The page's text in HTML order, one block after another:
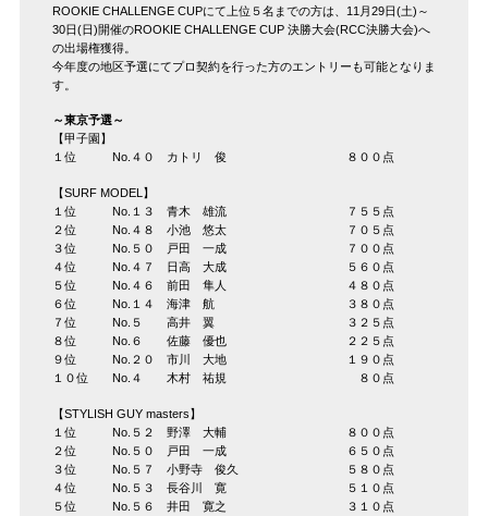
ROOKIE CHALLENGE CUPにて上位５名までの方は、11月29日(土)～
30日(日)開催のROOKIE CHALLENGE CUP 決勝大会(RCC決勝大会)へ
の出場権獲得。
今年度の地区予選にてプロ契約を行った方のエントリーも可能となりま
す。
～東京予選～
【甲子園】
１位 No.４０ カトリ 俊 ８００点
【SURF MODEL】
１位 No.１３ 青木 雄流 ７５５点
２位 No.４８ 小池 悠太 ７０５点
３位 No.５０ 戸田 一成 ７００点
４位 No.４７ 日高 大成 ５６０点
５位 No.４６ 前田 隼人 ４８０点
６位 No.１４ 海津 航 ３８０点
７位 No.５ 高井 翼 ３２５点
８位 No.６ 佐藤 優也 ２２５点
９位 No.２０ 市川 大地 １９０点
１０位 No.４ 木村 祐規 ８０点
【STYLISH GUY masters】
１位 No.５２ 野澤 大輔 ８００点
２位 No.５０ 戸田 一成 ６５０点
３位 No.５７ 小野寺 俊久 ５８０点
４位 No.５３ 長谷川 寛 ５１０点
５位 No.５６ 井田 寛之 ３１０点